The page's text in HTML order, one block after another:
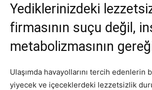
Yediklerinizdeki
firmasının suçu değil,
metabolizmasının
Ulaşımda havayollarını tercih edenlerin
yiyecek ve içeceklerdeki lezzetsizlik